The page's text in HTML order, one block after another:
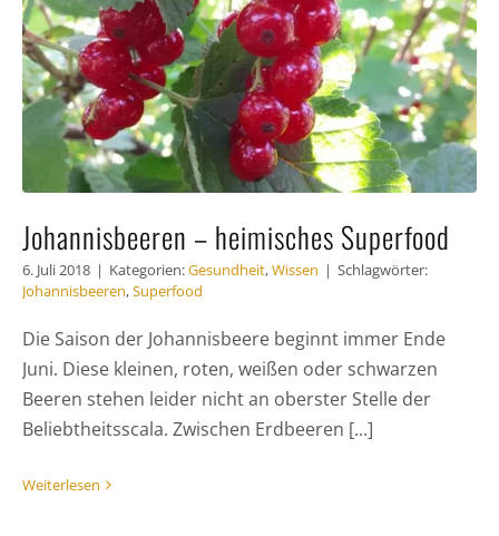
Johannisbeeren – heimisches Superfood
6. Juli 2018 | Kategorien:Gesundheit,Wissen | Schlagwörter:
Johannisbeeren,Superfood
Die Saison der Johannisbeere beginnt immer Ende
Juni. Diese kleinen, roten, weißen oder schwarzen
Beeren stehen leider nicht an oberster Stelle der
Beliebtheitsscala. Zwischen Erdbeeren [...]
Weiterlesen